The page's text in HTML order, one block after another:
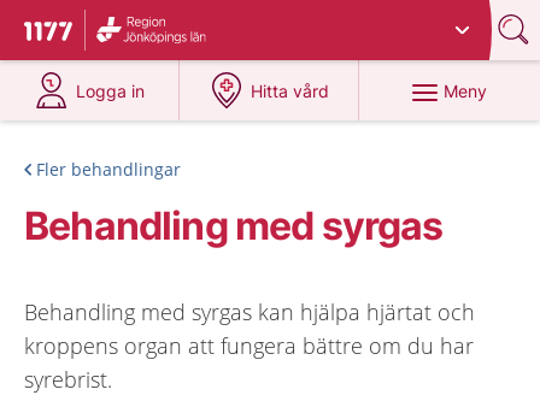
Till startsidan för 1177
Du har valt region
Logga in
på 1177.se
Hitta vård
på 1177.se
Meny
Fler behandlingar
Behandling med syrgas
Behandling med syrgas kan hjälpa hjärtat och
kroppens organ att fungera bättre om du har
syrebrist.